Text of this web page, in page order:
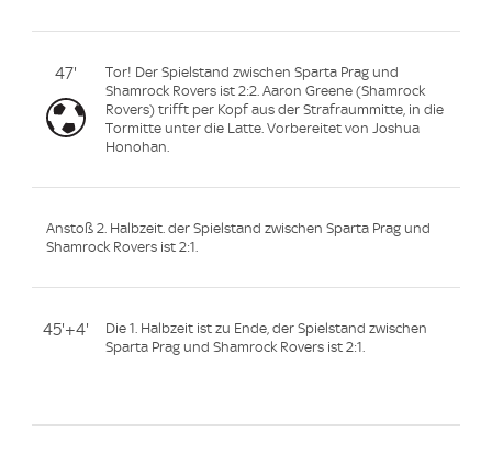
47'
Tor! Der Spielstand zwischen Sparta Prag und
Shamrock Rovers ist 2:2. Aaron Greene (Shamrock
Rovers) trifft per Kopf aus der Strafraummitte, in die
Tormitte unter die Latte. Vorbereitet von Joshua
Honohan.
Anstoß 2. Halbzeit. der Spielstand zwischen Sparta Prag und
Shamrock Rovers ist 2:1.
45'+4'
Die 1. Halbzeit ist zu Ende, der Spielstand zwischen
Sparta Prag und Shamrock Rovers ist 2:1.